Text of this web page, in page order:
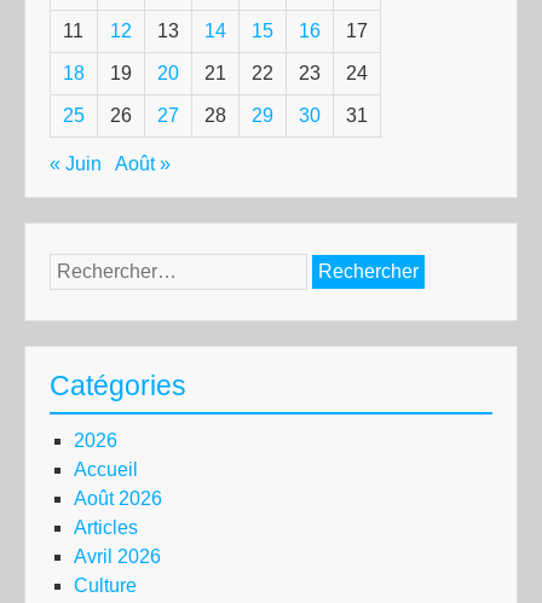
11 12 13 14 15 16 17
18 19 20 21 22 23 24
25 26 27 28 29 30 31
« Juin Août »
Rechercher :
Catégories
2026
Accueil
Août 2026
Articles
Avril 2026
Culture